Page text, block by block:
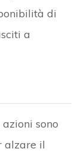
di
a
sono
alzare il